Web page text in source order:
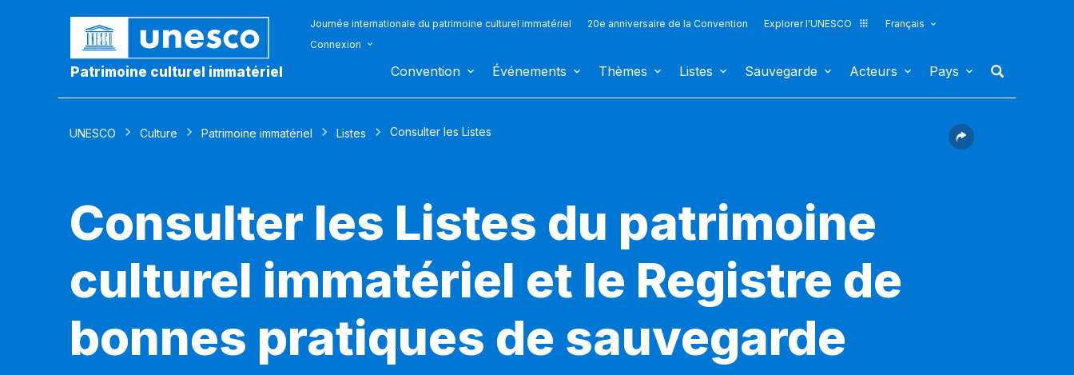
Patrimoine culturel immatériel
Journée internationale du patrimoine culturel immatériel 20e anniversaire de la Convention Explorer l'UNESCO
Français
Connexion
Convention Événements Thèmes Listes Sauvegarde Acteurs Pays
UNESCO Culture Patrimoine immatériel Listes Consulter les Listes
Consulter les Listes du patrimoine
culturel immatériel et le Registre de
bonnes pratiques de sauvegarde